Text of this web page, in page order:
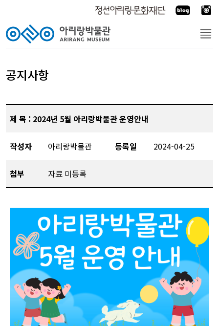
공지사항
제 목 : 2024년 5월 아리랑박물관 운영안내
작성자 아리랑박물관 등록일 2024-04-25
첨부 자료 미등록